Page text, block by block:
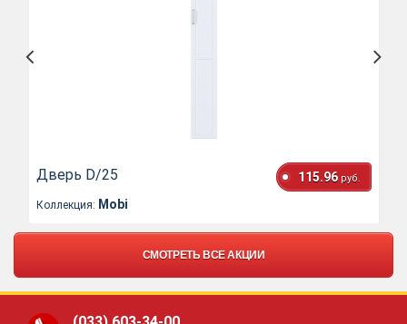
Дверь D/25 115.96 руб.
Коллекция: Mobi
СМОТРЕТЬ ВСЕ АКЦИИ